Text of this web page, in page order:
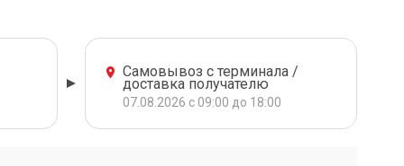
Самовывоз с терминала /
доставка получателю
07.08.2026 с 09:00 до 18:00